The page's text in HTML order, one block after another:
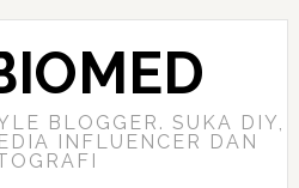
BLOGGER. SUKA DIY,
INFLUENCER DAN